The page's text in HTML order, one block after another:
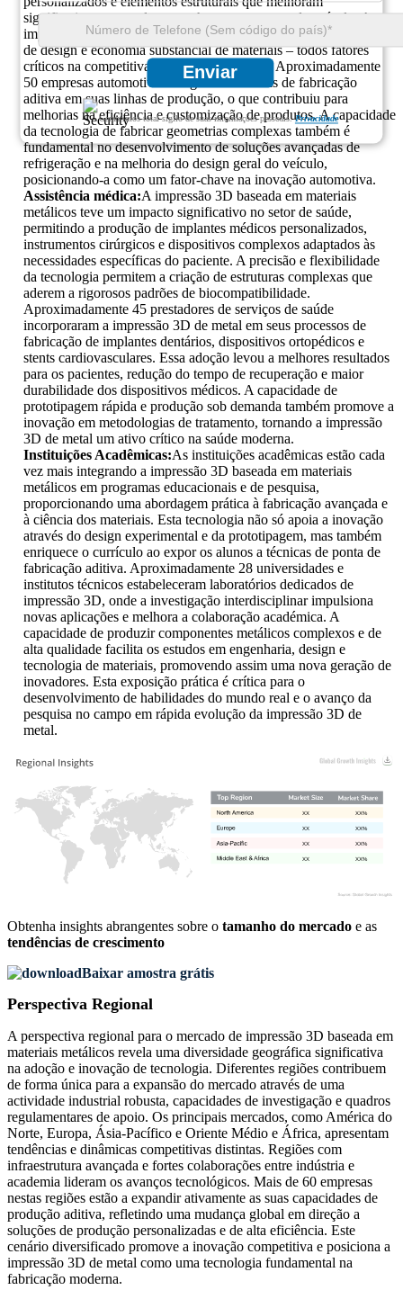
Enviar
Garantimos total sigilo de suas informações pessoais.Privacidade
significativamente o desempenho e a segurança do veículo. A
impressão 3D em metal suporta prototipagem rápida, otimização
de design e economia substancial de materiais – todos fatores
críticos na competitiva indústria automotiva. Aproximadamente
50 empresas automotivas integraram técnicas de fabricação
aditiva em suas linhas de produção, o que contribuiu para
melhorias na eficiência e customização de produtos. A capacidade
da tecnologia de fabricar geometrias complexas também é
fundamental no desenvolvimento de soluções avançadas de
refrigeração e na melhoria do design geral do veículo,
posicionando-a como um fator-chave na inovação automotiva.
Assistência médica:A impressão 3D baseada em materiais
metálicos teve um impacto significativo no setor de saúde,
permitindo a produção de implantes médicos personalizados,
instrumentos cirúrgicos e dispositivos complexos adaptados às
necessidades específicas do paciente. A precisão e flexibilidade
da tecnologia permitem a criação de estruturas complexas que
aderem a rigorosos padrões de biocompatibilidade.
Aproximadamente 45 prestadores de serviços de saúde
incorporaram a impressão 3D de metal em seus processos de
fabricação de implantes dentários, dispositivos ortopédicos e
stents cardiovasculares. Essa adoção levou a melhores resultados
para os pacientes, redução do tempo de recuperação e maior
durabilidade dos dispositivos médicos. A capacidade de
prototipagem rápida e produção sob demanda também promove a
inovação em metodologias de tratamento, tornando a impressão
3D de metal um ativo crítico na saúde moderna.
Instituições Acadêmicas:As instituições acadêmicas estão cada
vez mais integrando a impressão 3D baseada em materiais
metálicos em programas educacionais e de pesquisa,
proporcionando uma abordagem prática à fabricação avançada e
à ciência dos materiais. Esta tecnologia não só apoia a inovação
através do design experimental e da prototipagem, mas também
enriquece o currículo ao expor os alunos a técnicas de ponta de
fabricação aditiva. Aproximadamente 28 universidades e
institutos técnicos estabeleceram laboratórios dedicados de
impressão 3D, onde a investigação interdisciplinar impulsiona
novas aplicações e melhora a colaboração académica. A
capacidade de produzir componentes metálicos complexos e de
alta qualidade facilita os estudos em engenharia, design e
tecnologia de materiais, promovendo assim uma nova geração de
inovadores. Esta exposição prática é crítica para o
desenvolvimento de habilidades do mundo real e o avanço da
pesquisa no campo em rápida evolução da impressão 3D de
metal.
XX%
XX
XX%
XX
XX%
XX
XX%
XX
Obtenha insights abrangentes sobre o tamanho do mercado e as
tendências de crescimento
Baixar amostra grátis
Perspectiva Regional
A perspectiva regional para o mercado de impressão 3D baseada em
materiais metálicos revela uma diversidade geográfica significativa
na adoção e inovação de tecnologia. Diferentes regiões contribuem
de forma única para a expansão do mercado através de uma
actividade industrial robusta, capacidades de investigação e quadros
regulamentares de apoio. Os principais mercados, como América do
Norte, Europa, Ásia-Pacífico e Oriente Médio e África, apresentam
tendências e dinâmicas competitivas distintas. Regiões com
infraestrutura avançada e fortes colaborações entre indústria e
academia lideram os avanços tecnológicos. Mais de 60 empresas
nestas regiões estão a expandir ativamente as suas capacidades de
produção aditiva, refletindo uma mudança global em direção a
soluções de produção personalizadas e de alta eficiência. Este
cenário diversificado promove a inovação competitiva e posiciona a
impressão 3D de metal como uma tecnologia fundamental na
fabricação moderna.